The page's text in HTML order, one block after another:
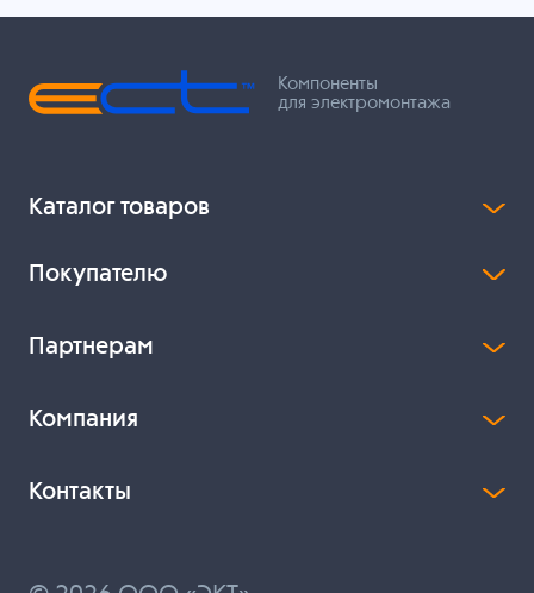
Компоненты
для электромонтажа
Каталог товаров
Покупателю
Партнерам
Компания
Контакты